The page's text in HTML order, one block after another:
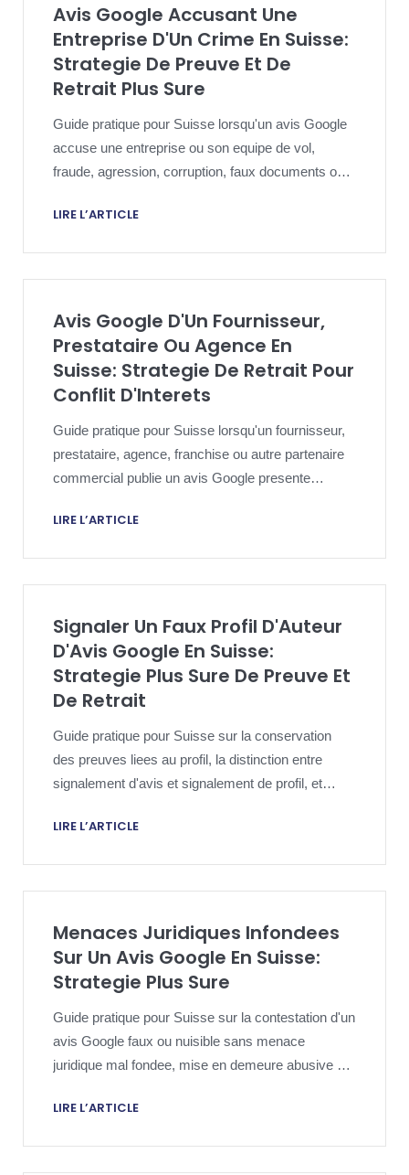
Avis Google Accusant Une
Entreprise D'Un Crime En Suisse:
Strategie De Preuve Et De
Retrait Plus Sure
Guide pratique pour Suisse lorsqu'un avis Google
accuse une entreprise ou son equipe de vol,
fraude, agression, corruption, faux documents ou
LIRE L’ARTICLE
Avis Google D'Un Fournisseur,
Prestataire Ou Agence En
Suisse: Strategie De Retrait Pour
Conflit D'Interets
Guide pratique pour Suisse lorsqu'un fournisseur,
prestataire, agence, franchise ou autre partenaire
commercial publie un avis Google presente
LIRE L’ARTICLE
Signaler Un Faux Profil D'Auteur
D'Avis Google En Suisse:
Strategie Plus Sure De Preuve Et
De Retrait
Guide pratique pour Suisse sur la conservation
des preuves liees au profil, la distinction entre
signalement d'avis et signalement de profil, et
LIRE L’ARTICLE
Menaces Juridiques Infondees
Sur Un Avis Google En Suisse:
Strategie Plus Sure
Guide pratique pour Suisse sur la contestation d'un
avis Google faux ou nuisible sans menace
juridique mal fondee, mise en demeure abusive ou
LIRE L’ARTICLE